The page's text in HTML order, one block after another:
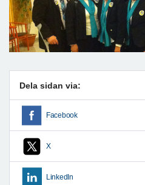
Dela sidan via:
Facebook
X
LinkedIn